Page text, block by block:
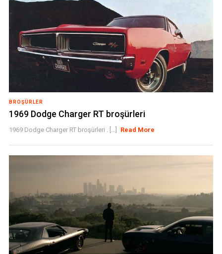
BROŞÜRLER
1969 Dodge Charger RT broşürleri
1969 Dodge Charger RT broşürleri . [...] Read More